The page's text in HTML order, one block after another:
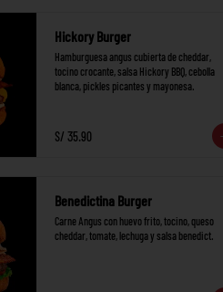
Hickory Burger
Hamburguesa angus cubierta de cheddar,
tocino crocante, salsa Hickory BBQ, cebolla
blanca, pickles picantes y mayonesa.
S/ 35.90
Benedictina Burger
Carne Angus con huevo frito, tocino, queso
cheddar, tomate, lechuga y salsa benedict.